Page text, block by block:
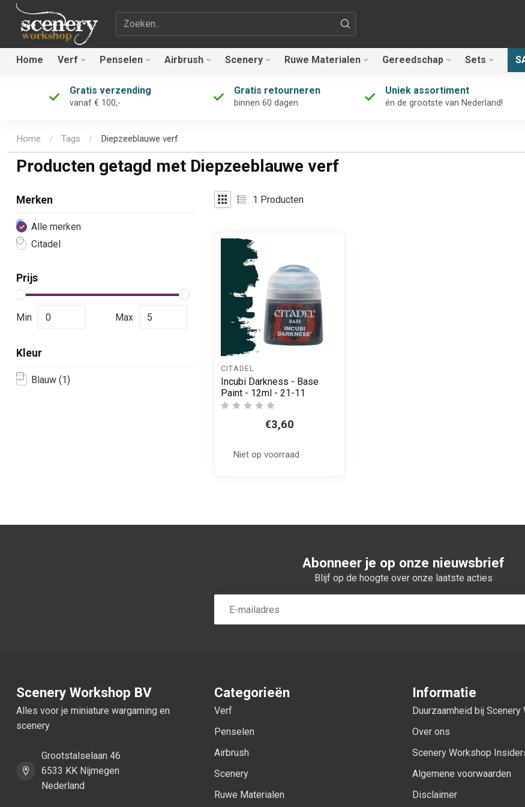
Zoekterm
Home Verf Penselen Airbrush Scenery Ruwe Materialen Gereedschap Sets
Gratis verzending
vanaf € 100,-
Gratis retourneren
binnen 60 dagen
Uniek assortiment
én de grootste van Nederland!
Home / Tags / Diepzeeblauwe verf
Producten getagd met Diepzeeblauwe verf
Merken
Alle merken
Citadel
Kleur
Blauw (1)
Prijs
Min Max
1 Producten
CITADEL
Incubi Darkness - Base
Paint - 12ml - 21-11
€3,60
Niet op voorraad
Abonneer je op onze nieuwsbrief
Blijf op de hoogte over onze laatste acties
Scenery Workshop BV
Alles voor je miniature wargaming en
scenery
Grootstalselaan 46
6533 KK Nijmegen
Nederland
Categorieën
Verf
Penselen
Airbrush
Scenery
Ruwe Materialen
Informatie
Duurzaamheid bij Scenery
Over ons
Scenery Workshop
Algemene voorwaarden
Disclaimer